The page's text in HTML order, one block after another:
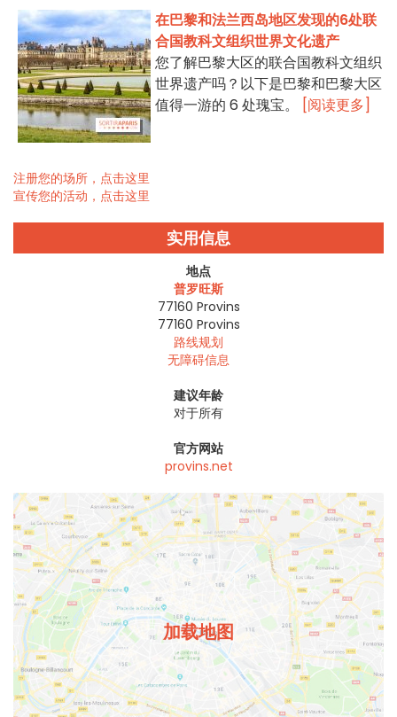
在巴黎和法兰西岛地区发现的6处联
合国教科文组织世界文化遗产
您了解巴黎大区的联合国教科文组织
世界遗产吗？以下是巴黎和巴黎大区
值得一游的 6 处瑰宝。
[阅读更多]
注册您的场所，点击这里
宣传您的活动，点击这里
实用信息
地点
普罗旺斯
77160 Provins
77160 Provins
路线规划
无障碍信息
建议年龄
对于所有
官方网站
provins.net
加载地图